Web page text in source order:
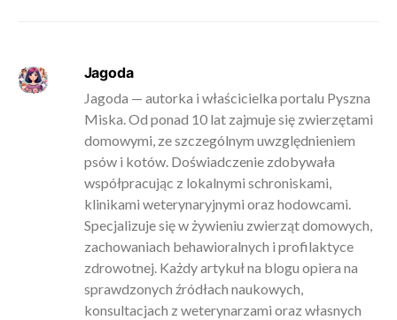
Jagoda
Jagoda — autorka i właścicielka portalu Pyszna
Miska. Od ponad 10 lat zajmuje się zwierzętami
domowymi, ze szczególnym uwzględnieniem
psów i kotów. Doświadczenie zdobywała
współpracując z lokalnymi schroniskami,
klinikami weterynaryjnymi oraz hodowcami.
Specjalizuje się w żywieniu zwierząt domowych,
zachowaniach behawioralnych i profilaktyce
zdrowotnej. Każdy artykuł na blogu opiera na
sprawdzonych źródłach naukowych,
konsultacjach z weterynarzami oraz własnych